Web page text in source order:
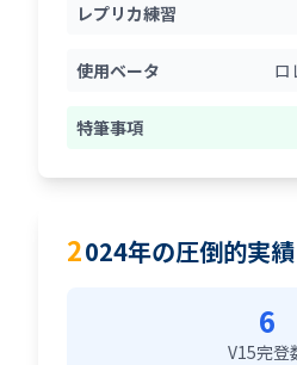
レプリカ練習
使用ベータ ロ
特筆事項
2024年の圧倒的実績
6
V15完登